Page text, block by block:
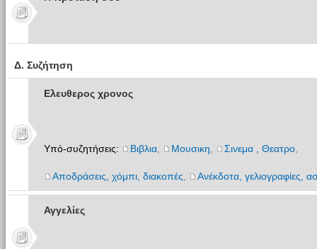
Δ. Συζήτηση
Ελευθερος χρονος
Υπό-συζητήσεις: Βιβλια, Μουσικη Σινεμα , Θεατρο,
Αποδράσεις, χόμπι, διακοπές Ανέκδοτα, γελιογραφίες,
Αγγελίες